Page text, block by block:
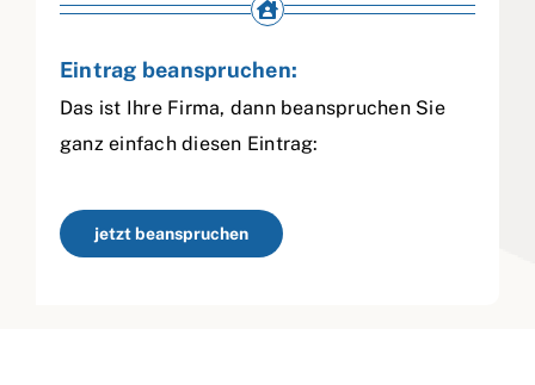
Eintrag beanspruchen:
Das ist Ihre Firma, dann beanspruchen Sie
ganz einfach diesen Eintrag:
jetzt beanspruchen